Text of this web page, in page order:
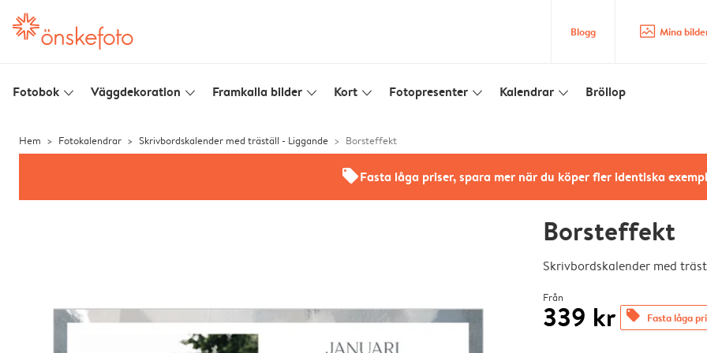
Blogg image_placeholder Mina
Fotobok slim_arrow_down Väggdekoration slim_arrow_down Framkalla bilder slim_arrow_down Kort slim_arrow_down Fotopresenter slim_arrow_down Kalendrar slim_arrow_down Bröllop
Hem Fotokalendrar Skrivbordskalender med träställ - Liggande Borsteffekt
offersFasta låga priser, spara mer när du köper fler identiska
Borsteffekt
Skrivbordskalender med
Från
339 kr offers Fasta låga